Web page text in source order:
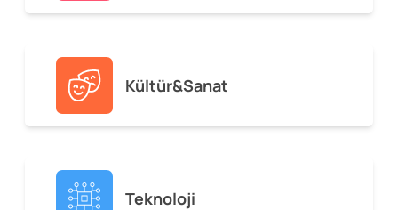
Kültür&Sanat
Teknoloji